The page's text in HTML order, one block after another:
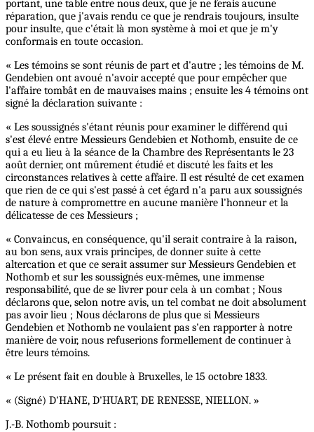
portant, une table entre nous deux, que je ne ferais aucune
réparation, que j'avais rendu ce que je rendrais toujours, insulte
pour insulte, que c'était là mon système à moi et que je m'y
conformais en toute occasion.
« Les témoins se sont réunis de part et d'autre ; les témoins de M.
Gendebien ont avoué n'avoir accepté que pour empêcher que
l'affaire tombât en de mauvaises mains ; ensuite les 4 témoins ont
signé la déclaration suivante :
« Les soussignés s'étant réunis pour examiner le différend qui
s'est élevé entre Messieurs Gendebien et Nothomb, ensuite de ce
qui a eu lieu à la séance de la Chambre des Représentants le 23
août dernier, ont mûrement étudié et discuté les faits et les
circonstances relatives à cette affaire. Il est résulté de cet examen
que rien de ce qui s'est passé à cet égard n'a paru aux soussignés
de nature à compromettre en aucune manière l'honneur et la
délicatesse de ces Messieurs ;
« Convaincus, en conséquence, qu'il serait contraire à la raison,
au bon sens, aux vrais principes, de donner suite à cette
altercation et que ce serait assumer sur Messieurs Gendebien et
Nothomb et sur les soussignés eux-mêmes, une immense
responsabilité, que de se livrer pour cela à un combat ; Nous
déclarons que, selon notre avis, un tel combat ne doit absolument
pas avoir lieu ; Nous déclarons de plus que si Messieurs
Gendebien et Nothomb ne voulaient pas s'en rapporter à notre
manière de voir, nous refuserions formellement de continuer à
être leurs témoins.
« Le présent fait en double à Bruxelles, le 15 octobre 1833.
« (Signé) D'HANE, D'HUART, DE RENESSE, NIELLON. »
J.-B. Nothomb poursuit :